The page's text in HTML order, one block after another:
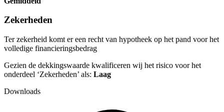
Zekerheden
Ter zekerheid komt er een recht van hypotheek op het pand voor het
volledige financieringsbedrag
Gezien de dekkingswaarde kwalificeren wij het risico voor het
onderdeel ‘Zekerheden’ als: Laag
Downloads